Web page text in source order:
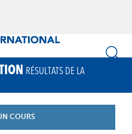
RÉSULTATS DE LA
COURS